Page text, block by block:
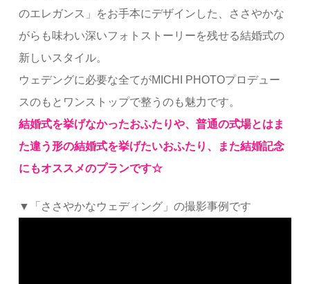
のエレガンス」をお手本にデザインした、ささやかな
がらも味わい深いフォトストーリーを残せる結婚式の
新しいスタイル。
ウェデングに必要な全てがMICHI PHOTOプロデュー
スのもとワンストップで整うのも魅力です。
結婚式を挙げなかったおふたりや、普通の式場とはま
た違う形の結婚式を挙げたいおふたり、また結婚記念
にもオススメのプランです☆
▼「ささやかなウェディング」の撮影事例です